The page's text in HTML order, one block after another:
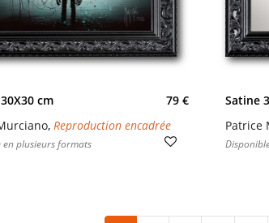
cm
79 €
, Reproduction encadrée
en plusieurs formats
Satine
Patrice